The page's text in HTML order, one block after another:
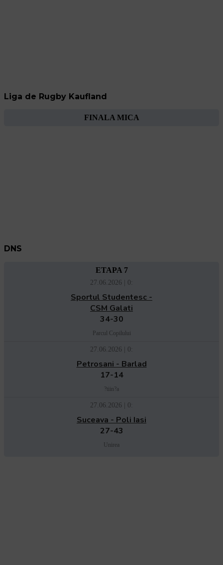
Liga de Rugby Kaufland
FINALA MICA
DNS
ETAPA 7
27.06.2026 | 0:
Sportul Studentesc -
CSM Galati
34-30
Parcul Copilului
27.06.2026 | 0:
Petrosani - Barlad
17-14
?tiin?a
27.06.2026 | 0:
Suceava - Poli Iasi
27-43
Unirea